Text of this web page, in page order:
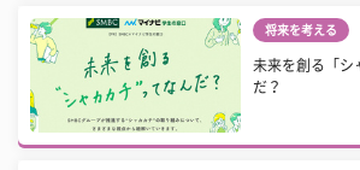
将来を考える
未来を創る「シ
だ？